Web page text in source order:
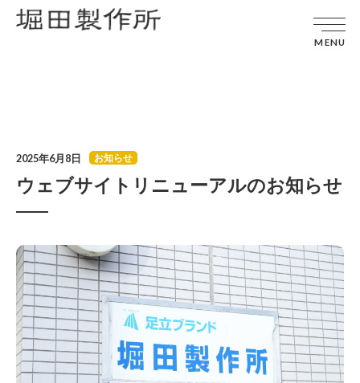
MENU
2025年6月8日 お知らせ
ウェブサイトリニューアルのお知らせ